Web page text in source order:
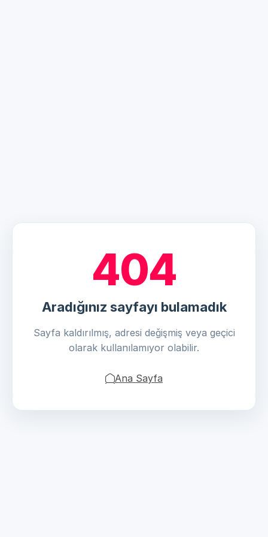
404
Aradığınız sayfayı bulamadık
Sayfa kaldırılmış, adresi değişmiş veya geçici
olarak kullanılamıyor olabilir.
Ana Sayfa